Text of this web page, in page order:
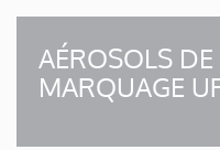
AÉROSOLS
MARQUAGE